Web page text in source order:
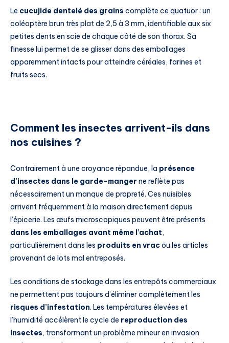
Le cucujide dentelé des grains complète ce quatuor : un
coléoptère brun très plat de 2,5 à 3 mm, identifiable aux six
petites dents en scie de chaque côté de son thorax. Sa
finesse lui permet de se glisser dans des emballages
apparemment intacts pour atteindre céréales, farines et
fruits secs.
Comment les insectes arrivent-ils dans
nos cuisines ?
Contrairement à une croyance répandue, la présence
d’insectes dans le garde-manger ne reflète pas
nécessairement un manque de propreté. Ces nuisibles
arrivent fréquemment à la maison directement depuis
l’épicerie. Les œufs microscopiques peuvent être présents
dans les emballages avant même l’achat,
particulièrement dans les produits en vracou les articles
provenant de lots mal entreposés.
Les conditions de stockage dans les entrepôts commerciaux
ne permettent pas toujours d’éliminer complètement les
risques d’infestation. Les températures élevées et
l’humidité accélèrent le cycle de reproduction des
insectes, transformant un problème mineur en invasion